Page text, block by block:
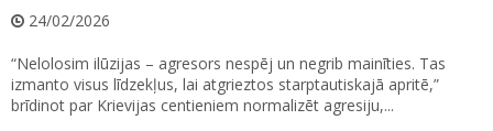
24/02/2026
“Nelolosim ilūzijas – agresors nespēj un negrib mainīties. Tas
izmanto visus līdzekļus, lai atgrieztos starptautiskajā apritē,”
brīdinot par Krievijas centieniem normalizēt agresiju,...